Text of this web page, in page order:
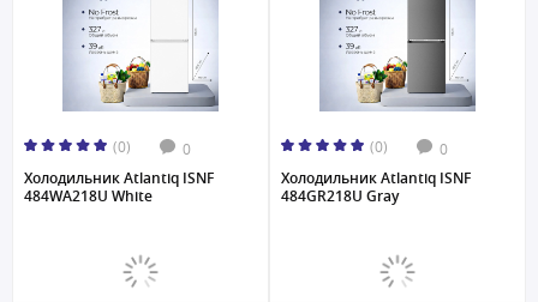
(0) 0
Холодильник Atlantiq ISNF
484WA218U White
(0) 0
Холодильник Atlantiq ISNF
484GR218U Gray